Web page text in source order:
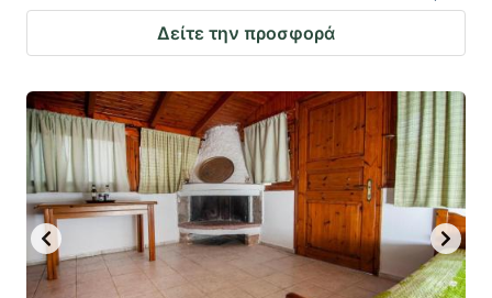
Δείτε την προσφορά